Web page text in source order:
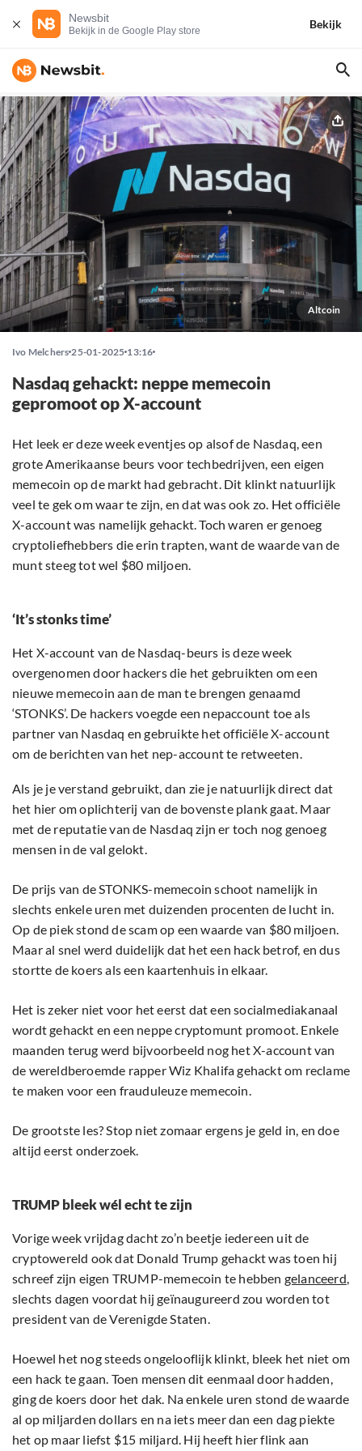
Newsbit
Bekijk in de Google Play store
Bekijk
Altcoin
Ivo Melchers 25-01-2025 13:16
Nasdaq gehackt: neppe memecoin
gepromoot op X-account
Het leek er deze week eventjes op alsof de Nasdaq, een
grote Amerikaanse beurs voor techbedrijven, een eigen
memecoin op de markt had gebracht. Dit klinkt natuurlijk
veel te gek om waar te zijn, en dat was ook zo. Het officiële
X-account was namelijk gehackt. Toch waren er genoeg
cryptoliefhebbers die erin trapten, want de waarde van de
munt steeg tot wel $80 miljoen.
‘It’s stonks time’
Het X-account van de Nasdaq-beurs is deze week
overgenomen door hackers die het gebruikten om een
nieuwe memecoin aan de man te brengen genaamd
‘STONKS’. De hackers voegde een nepaccount toe als
partner van Nasdaq en gebruikte het officiële X-account
om de berichten van het nep-account te retweeten.
Als je je verstand gebruikt, dan zie je natuurlijk direct dat
het hier om oplichterij van de bovenste plank gaat. Maar
met de reputatie van de Nasdaq zijn er toch nog genoeg
mensen in de val gelokt.
De prijs van de STONKS-memecoin schoot namelijk in
slechts enkele uren met duizenden procenten de lucht in.
Op de piek stond de scam op een waarde van $80 miljoen.
Maar al snel werd duidelijk dat het een hack betrof, en dus
stortte de koers als een kaartenhuis in elkaar.
Het is zeker niet voor het eerst dat een socialmediakanaal
wordt gehackt en een neppe cryptomunt promoot. Enkele
maanden terug werd bijvoorbeeld nog het X-account van
de wereldberoemde rapper Wiz Khalifa gehackt om reclame
te maken voor een frauduleuze memecoin.
De grootste les? Stop niet zomaar ergens je geld in, en doe
altijd eerst onderzoek.
TRUMP bleek wél echt te zijn
Vorige week vrijdag dacht zo’n beetje iedereen uit de
cryptowereld ook dat Donald Trump gehackt was toen hij
schreef zijn eigen TRUMP-memecoin te hebben gelanceerd,
slechts dagen voordat hij geïnaugureerd zou worden tot
president van de Verenigde Staten.
Hoewel het nog steeds ongelooflijk klinkt, bleek het niet om
een hack te gaan. Toen mensen dit eenmaal door hadden,
ging de koers door het dak. Na enkele uren stond de waarde
al op miljarden dollars en na iets meer dan een dag piekte
het op maar liefst $15 miljard. Hij heeft hier flink aan